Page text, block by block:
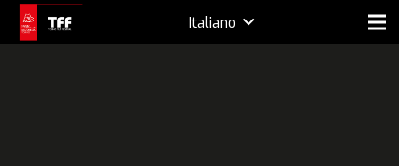
Italiano